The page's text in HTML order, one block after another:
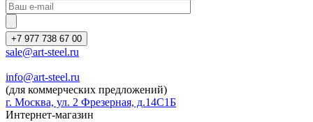
+7 977 738 67 00
sale@art-steel.ru
info@art-steel.ru
(для коммерческих предложений)
г. Москва, ул. 2 Фрезерная, д.14С1Б
Интернет-магазин